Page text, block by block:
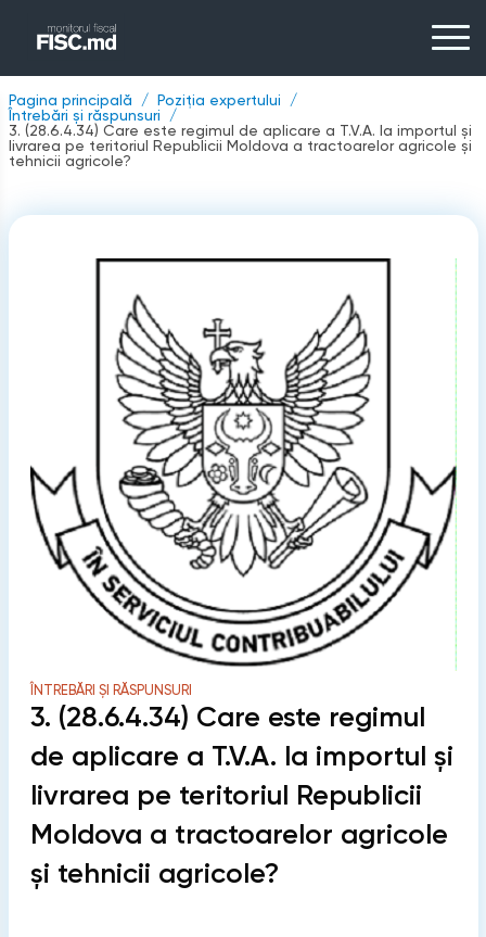
Pagina principală
Poziția expertului
Întrebări și răspunsuri
3. (28.6.4.34) Care este regimul de aplicare a T.V.A. la importul şi
livrarea pe teritoriul Republicii Moldova a tractoarelor agricole şi
tehnicii agricole?
ÎNTREBĂRI ȘI RĂSPUNSURI
3. (28.6.4.34) Care este regimul
de aplicare a T.V.A. la importul şi
livrarea pe teritoriul Republicii
Moldova a tractoarelor agricole
şi tehnicii agricole?